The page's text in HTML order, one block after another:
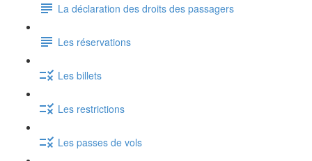
La déclaration des droits des passagers
Les réservations
Les billets
Les restrictions
Les passes de vols